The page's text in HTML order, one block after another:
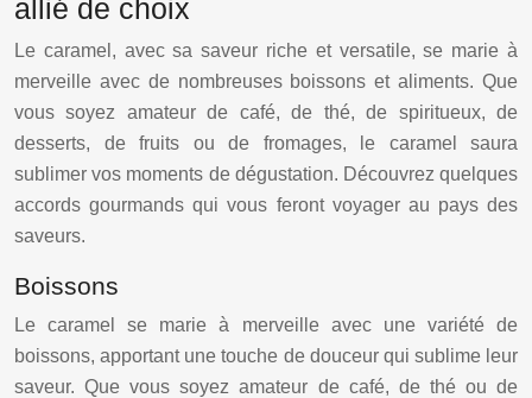
allié de choix
Le caramel, avec sa saveur riche et versatile, se marie à
merveille avec de nombreuses boissons et aliments. Que
vous soyez amateur de café, de thé, de spiritueux, de
desserts, de fruits ou de fromages, le caramel saura
sublimer vos moments de dégustation. Découvrez quelques
accords gourmands qui vous feront voyager au pays des
saveurs.
Boissons
Le caramel se marie à merveille avec une variété de
boissons, apportant une touche de douceur qui sublime leur
saveur. Que vous soyez amateur de café, de thé ou de